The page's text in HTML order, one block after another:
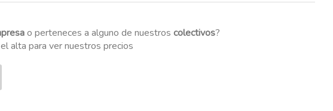
o perteneces a alguno de nuestroscolectivos?
alta para ver nuestros precios